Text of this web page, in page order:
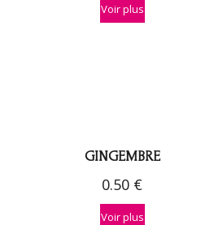
Voir plus
GINGEMBRE
0.50 €
Voir plus